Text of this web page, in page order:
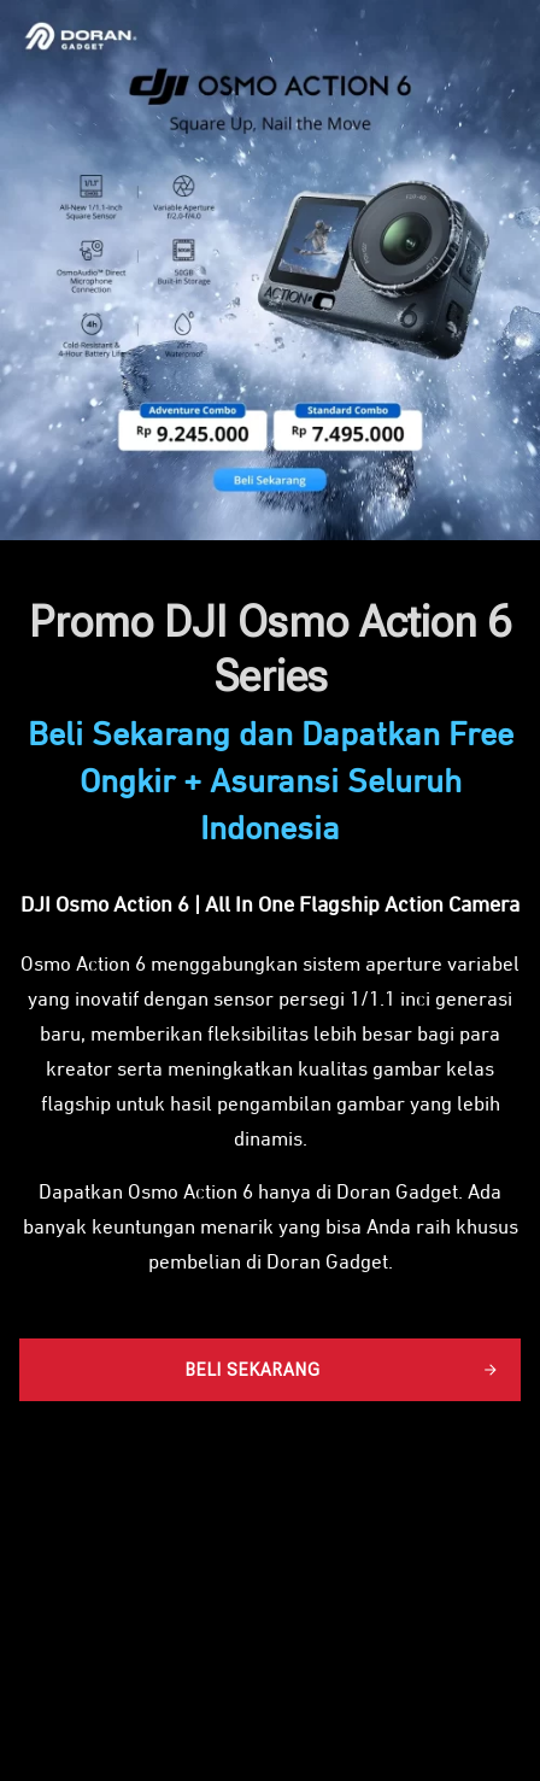
Promo DJI Osmo Action 6
Series
Beli Sekarang dan Dapatkan Free
Ongkir + Asuransi Seluruh
Indonesia
DJI Osmo Action 6 | All In One Flagship Action Camera
Osmo Action 6 menggabungkan sistem aperture variabel
yang inovatif dengan sensor persegi 1/1.1 inci generasi
baru, memberikan fleksibilitas lebih besar bagi para
kreator serta meningkatkan kualitas gambar kelas
flagship untuk hasil pengambilan gambar yang lebih
dinamis.
Dapatkan Osmo Action 6 hanya di Doran Gadget. Ada
banyak keuntungan menarik yang bisa Anda raih khusus
pembelian di Doran Gadget.
BELI SEKARANG